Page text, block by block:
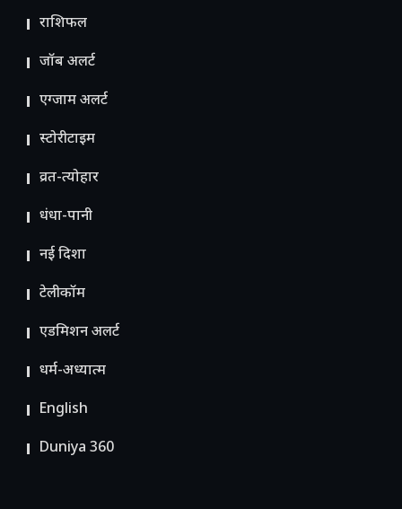
राशिफल
जॉब अलर्ट
एग्जाम अलर्ट
स्टोरीटाइम
व्रत-त्योहार
धंधा-पानी
नई दिशा
टेलीकॉम
ए​डमिशन अलर्ट
धर्म-अध्यात्म
English
Duniya 360